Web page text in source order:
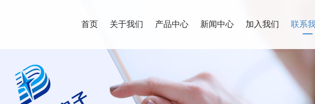
首页 关于我们 产品中心 新闻中心 加入我们 联系